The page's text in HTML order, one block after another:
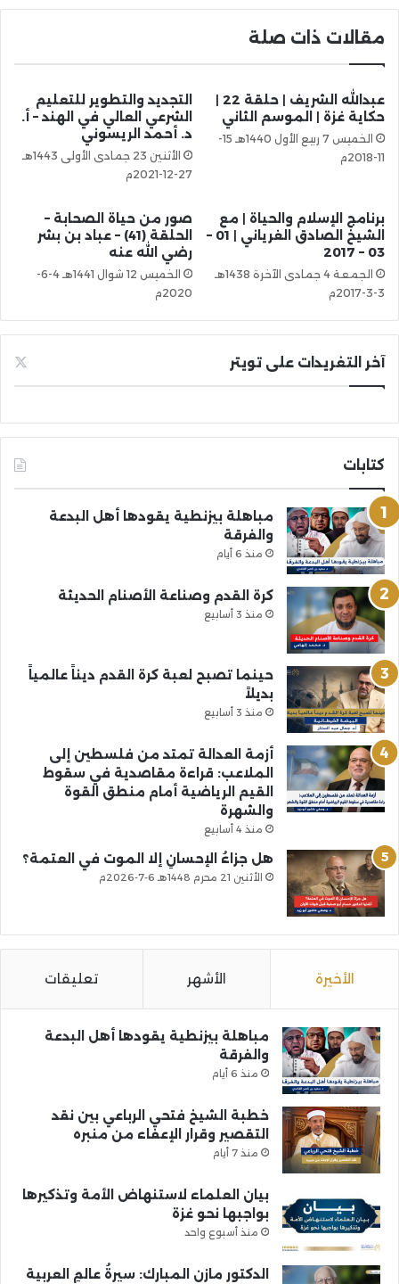
مقالات ذات صلة
حكاية غزة | الموسم الثاني
الخميس 7 ربيع الأول 1440هـ 15-
11-2018م
التجديد والتطوير للتعليم
الشرعي العالي في الهند – أ.
د. أحمد الريسوني
الأثنين 23 جمادى الأولى 1443هـ
27-12-2021م
برنامج الإسلام والحياة | مع
الشيخ الصادق الغرياني | 01 –
03 – 2017
الجمعة 4 جمادى الآخرة 1438هـ
3-3-2017م
صور من حياة الصحابة –
الحلقة (41) – عباد بن بشر
رضي الله عنه
الخميس 12 شوال 1441هـ 4-6-
2020م
آخر التغريدات على تويتر
كتابات
مباهلة بيزنطية يقودها أهل البدعة
والفرقة
منذ 6 أيام
كرة القدم وصناعة الأصنام الحديثة
منذ 3 أسابيع
حينما تصبح لعبة كرة القدم ديناً عالمياً
بديلاً
منذ 3 أسابيع
أزمة العدالة تمتد من فلسطين إلى
الملاعب: قراءة مقاصدية في سقوط
القيم الرياضية أمام منطق القوة
والشهرة
منذ 4 أسابيع
هل جزاءُ الإحسانِ إلا الموت في العتمة؟
الأثنين 21 محرم 1448هـ 6-7-2026م
الأخيرة الأشهر تعليقات
مباهلة بيزنطية يقودها أهل البدعة
والفرقة
منذ 6 أيام
خطبة الشيخ فتحي الرباعي بين نقد
التقصير وقرار الإعفاء من منبره
منذ 7 أيام
بيان العلماء لاستنهاض الأمة وتذكيرها
بواجبها نحو غزة
منذ أسبوع واحد
الدكتور مازن المبارك: سيرةُ عالمِ العربية